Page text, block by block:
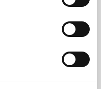
DeubaXXL